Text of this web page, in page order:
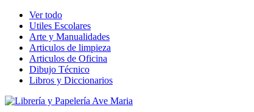
Ver todo
Utiles Escolares
Arte y Manualidades
Articulos de limpieza
Articulos de Oficina
Dibujo Técnico
Libros y Diccionarios